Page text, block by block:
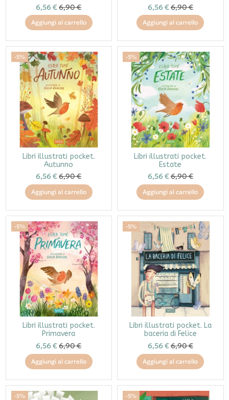
6,56 €6,90 €
Aggiungi al carrello
6,56 €6,90 €
Aggiungi al carrello
-5%
Libri illustrati pocket.
Autunno
6,56 €6,90 €
Aggiungi al carrello
-5%
Libri illustrati pocket.
Estate
6,56 €6,90 €
Aggiungi al carrello
-5%
Libri illustrati pocket.
Primavera
6,56 €6,90 €
Aggiungi al carrello
-5%
Libri illustrati pocket. La
baceria di Felice
6,56 €6,90 €
Aggiungi al carrello
-5% -5%